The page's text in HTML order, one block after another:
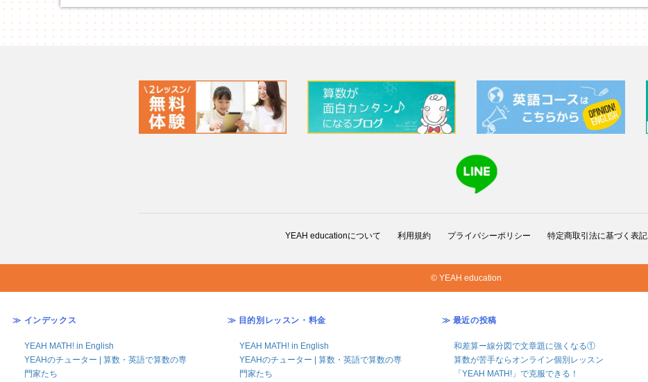
YEAH educationについて 利用規約 プライバシーポリシー 特定商取引法に基づく表記
© YEAH education
≫ インデックス
YEAH MATH! in English
YEAHのチューター | 算数・英語で算数の専
門家たち
≫ 目的別レッスン・料金
YEAH MATH! in English
YEAHのチューター | 算数・英語で算数の専
門家たち
≫ 最近の投稿
和差算ー線分図で文章題に強くなる①
算数が苦手ならオンライン個別レッスン
「YEAH MATH!」で克服できる！